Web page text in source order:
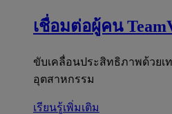
เชื่อมต่อผู้คน
ขับเคลื่อนประสิทธิภาพด้วยเ
อุตสาหกรรม
เรียนรู้เพิ่มเติม